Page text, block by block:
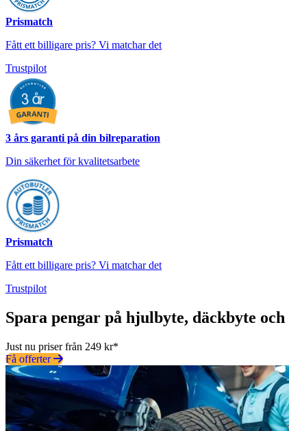
Prismatch
Fått ett billigare pris? Vi matchar det
Trustpilot
3 års garanti på din bilreparation
Din säkerhet för kvalitetsarbete
Prismatch
Fått ett billigare pris? Vi matchar det
Trustpilot
Spara pengar på hjulbyte, däckbyte och
Just nu priser från 249 kr*
Få offerter